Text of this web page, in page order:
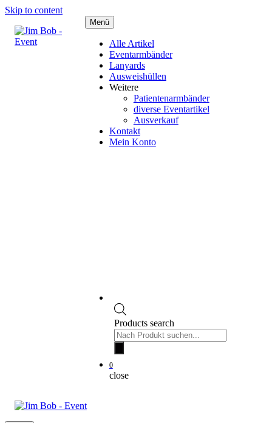
Skip to content
Menü
Alle Artikel
Eventarmbänder
Lanyards
Ausweishüllen
Weitere
Patientenarmbänder
diverse Eventartikel
Ausverkauf
Kontakt
Mein Konto
Products search
0
close